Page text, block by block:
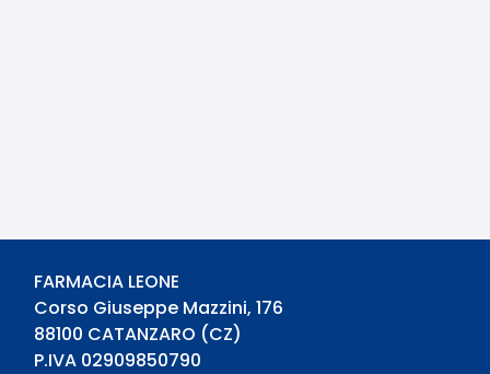
FARMACIA LEONE
Corso Giuseppe Mazzini, 176
88100 CATANZARO (CZ)
P.IVA 02909850790